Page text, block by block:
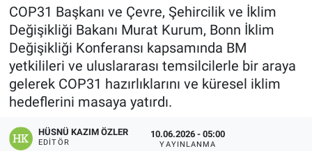
COP31 Başkanı ve Çevre, Şehircilik ve İklim
Değişikliği Bakanı Murat Kurum, Bonn İklim
Değişikliği Konferansı kapsamında BM
yetkilileri ve uluslararası temsilcilerle bir araya
gelerek COP31 hazırlıklarını ve küresel iklim
hedeflerini masaya yatırdı.
HÜSNÜ KAZIM ÖZLER
EDITÖR
10.06.2026 - 05:00
YAYINLANMA
Manşet
Resmi İlanlar
Sağlık